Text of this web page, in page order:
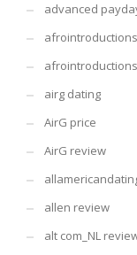
advanced
airg dating
AirG price
AirG review
allen review
alt com_NL